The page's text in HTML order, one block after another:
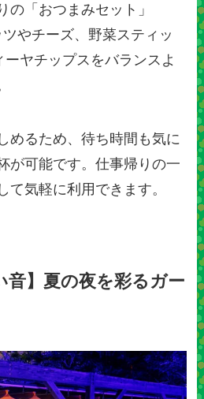
の「おつまみセット」
ツやチーズ、野菜スティッ
ヤチップスをバランスよ
めるため、待ち時間も気に
が可能です。仕事帰りの一
て気軽に利用できます。
音】夏の夜を彩るガー